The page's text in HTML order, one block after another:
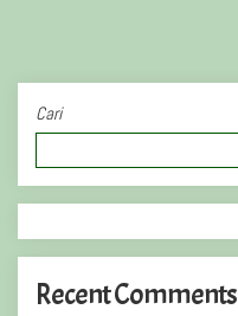
Cari
Recent Comments